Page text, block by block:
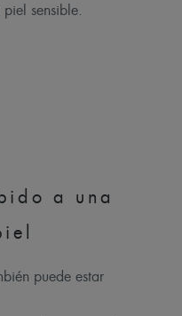
sensible.
a una
puede estar